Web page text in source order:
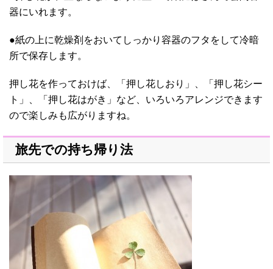
器にいれます。
●紙の上に乾燥剤をおいてしっかり容器のフタをして冷暗
所で保存します。
押し花を作っておけば、「押し花しおり」、「押し花シー
ト」、「押し花はがき」など、いろいろアレンジできます
ので楽しみも広がりますね。
旅先での持ち帰り法